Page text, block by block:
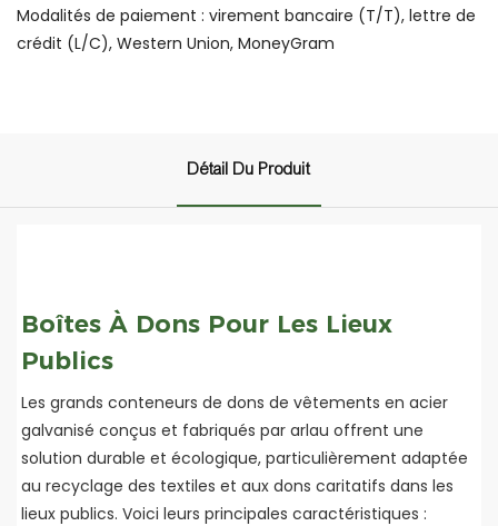
Modalités de paiement : virement bancaire (T/T), lettre de
crédit (L/C), Western Union, MoneyGram
Détail Du Produit
Boîtes À Dons Pour Les Lieux
Publics
Les grands conteneurs de dons de vêtements en acier
galvanisé conçus et fabriqués par arlau offrent une
solution durable et écologique, particulièrement adaptée
au recyclage des textiles et aux dons caritatifs dans les
lieux publics. Voici leurs principales caractéristiques :